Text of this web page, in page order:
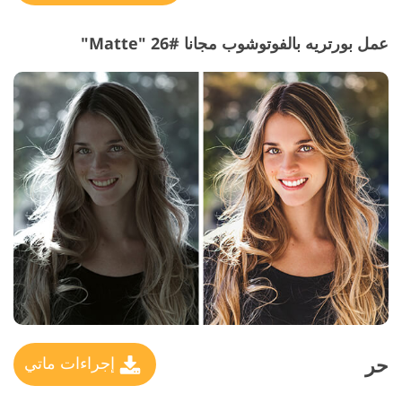
عمل بورتريه بالفوتوشوب مجانا #26 "Matte"
حر إجراءات ماتي